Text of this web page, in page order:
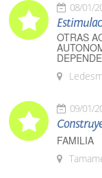
08/01/
OTRAS
09/01/
FAMILIA